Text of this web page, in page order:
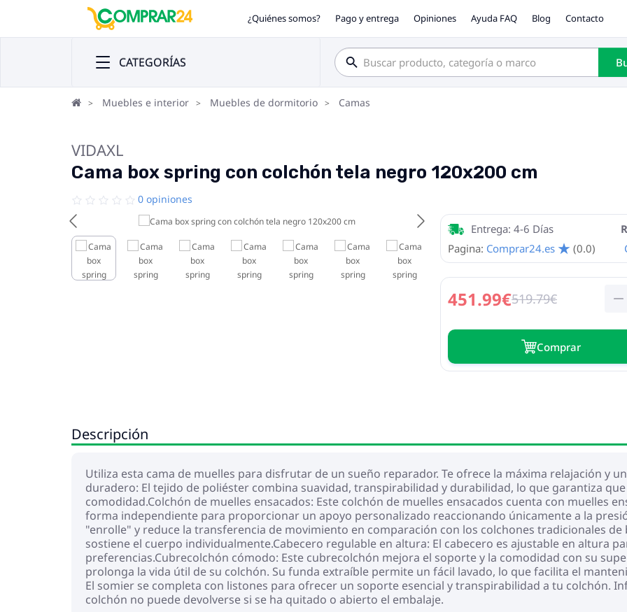
¿Quiénes somos? Pago y entrega Opiniones Ayuda FAQ Blog Contacto
CATEGORÍAS
Muebles e interior Muebles de dormitorio Camas
VIDAXL
Cama box spring con colchón tela negro 120x200 cm
0 opiniones
Entrega: 4-6 Días
Pagina: Comprar24.es (0.0)
451.99€519.79€
Сomprar
Descripción
Utiliza esta cama de muelles para disfrutar de un sueño reparador. Te ofrece la máxima relajación y
duradero: El tejido de poliéster combina suavidad, transpirabilidad y durabilidad, lo que garantiza
comodidad.Colchón de muelles ensacados: Este colchón de muelles ensacados cuenta con muelles
forma independiente para proporcionar un apoyo personalizado reaccionando únicamente a la
"enrolle" y reduce la transferencia de movimiento en comparación con los colchones tradicionales de
sostiene el cuerpo individualmente.Cabecero regulable en altura: El cabecero es ajustable en altura
preferencias.Cubrecolchón cómodo: Este cubrecolchón mejora el soporte y la comodidad con su
prolonga la vida útil de su colchón. Su funda extraíble permite un fácil lavado, lo que facilita el
El somier se completa con listones para ofrecer un soporte esencial y transpirabilidad a tu colchón.
colchón no puede devolverse si se ha quitado o abierto el embalaje.